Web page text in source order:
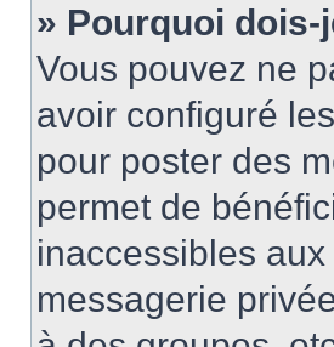
» Pourquoi dois-
Vous pouvez ne
avoir configuré
pour poster des
permet de
inaccessibles
messagerie